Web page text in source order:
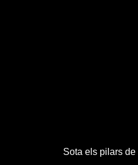
Sota els pilars